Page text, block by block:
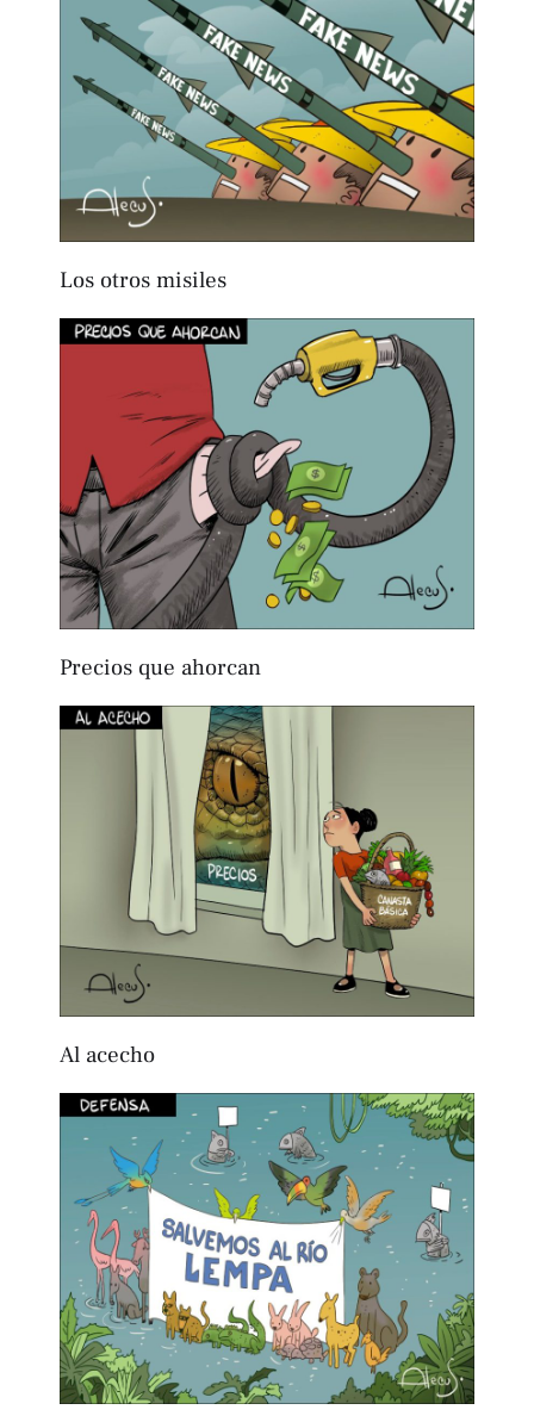
Los otros misiles
Precios que ahorcan
Al acecho